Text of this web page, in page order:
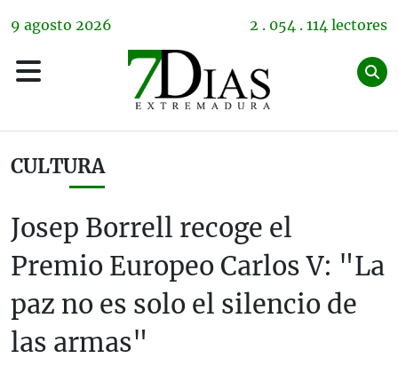
9 agosto 2026 2 . 054 . 114 lectores
CULTURA
Josep Borrell recoge el
Premio Europeo Carlos V: "La
paz no es solo el silencio de
las armas"